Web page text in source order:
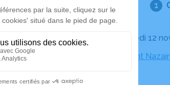
Le mercredi 12
Église Saint